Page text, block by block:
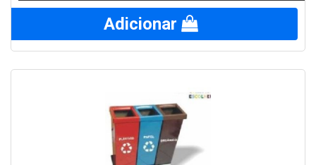
Lixeiras para Coleta Seletiva tampa vai vem 25 litros
Adicionar